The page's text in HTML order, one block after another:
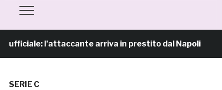
l’attaccante arriva in prestito dal Napoli
SERIE C